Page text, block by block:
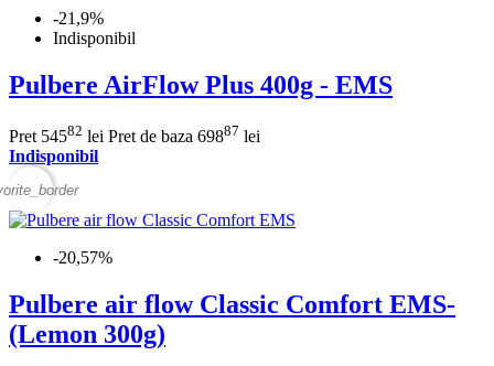
-21,9%
Indisponibil
Pulbere AirFlow Plus 400g - EMS
Pret 54582 lei Pret de baza 69887 lei
Indisponibil
-20,57%
Pulbere air flow Classic Comfort EMS-
(Lemon 300g)